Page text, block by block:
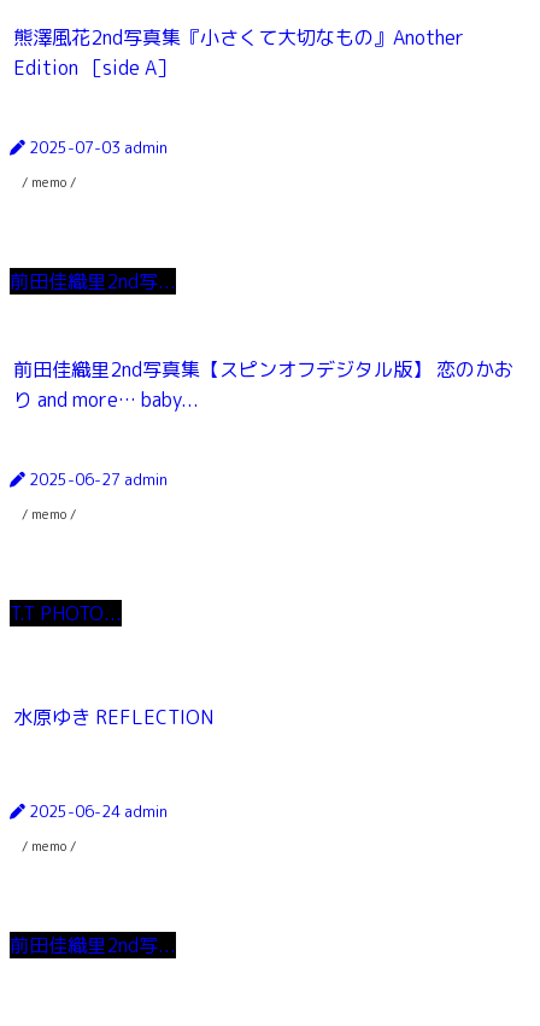
熊澤風花2nd写真集『小さくて大切なもの』Another
Edition ［side A］
2025-07-03 admin
/ memo /
前田佳織里2nd写...
前田佳織里2nd写真集【スピンオフデジタル版】 恋のかお
り and more… baby...
2025-06-27 admin
/ memo /
T.T PHOTO...
水原ゆき REFLECTION
2025-06-24 admin
/ memo /
前田佳織里2nd写...